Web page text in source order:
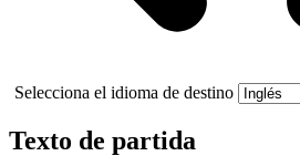
Selecciona el idioma de destino
Texto de partida